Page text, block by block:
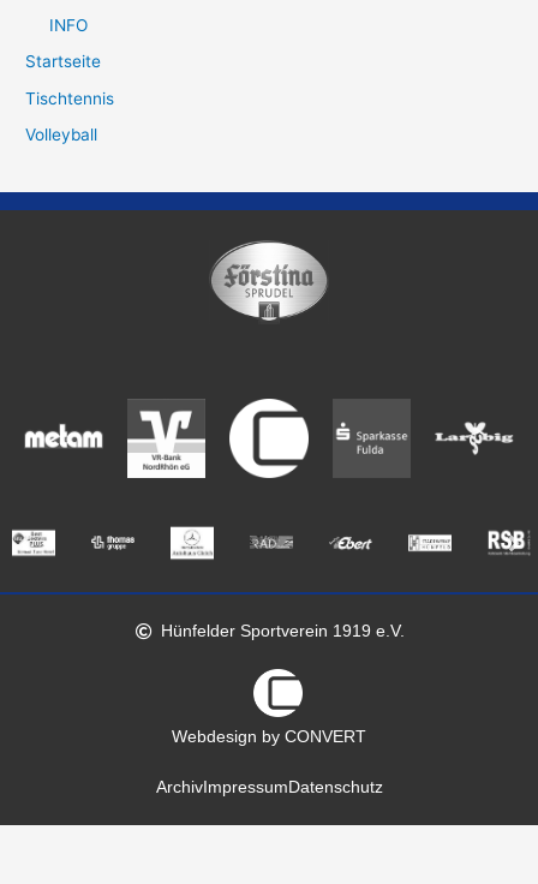
INFO
Startseite
Tischtennis
Volleyball
Hünfelder Sportverein 1919 e.V.
Webdesign by CONVERT
ArchivImpressum Datenschutz